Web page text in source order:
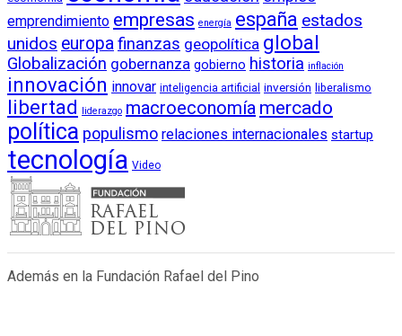
emprendimiento empresas energía españa estados
unidos europafinanzas geopolítica global
Globalización gobernanza gobierno historia inflación
innovación innovar inteligencia artificial inversión liberalismo
libertad liderazgo macroeconomía mercado
política populismo relaciones internacionales startup
tecnología Video
Además en la Fundación Rafael del Pino